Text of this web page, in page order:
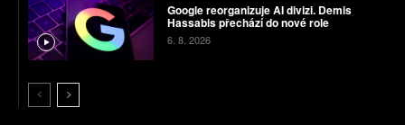
Google reorganizuje AI divizi. Demis
Hassabis přechází do nové role
6. 8. 2026